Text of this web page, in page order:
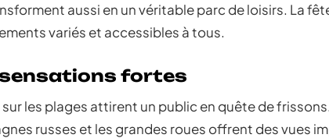
aussi en un véritable parc de loisirs. La
variés et accessibles à tous.
fortes
les plages attirent un public en quête de
russes et les grandes roues offrent des vues